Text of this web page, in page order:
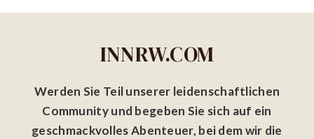
INNRW.COM
Werden Sie Teil unserer leidenschaftlichen
Community und begeben Sie sich auf ein
geschmackvolles Abenteuer, bei dem wir die